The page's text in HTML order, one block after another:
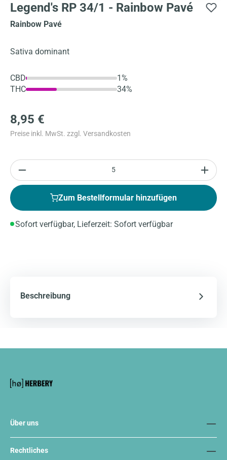
Legend's RP 34/1 - Rainbow Pavé
Rainbow Pavé
Sativa dominant
CBD
1%
THC
34%
8,95 €
Preise inkl. MwSt. zzgl. Versandkosten
Anzahl
Zum Bestellformular hinzufügen
Sofort verfügbar, Lieferzeit: Sofort verfügbar
Beschreibung
Über uns
Rechtliches